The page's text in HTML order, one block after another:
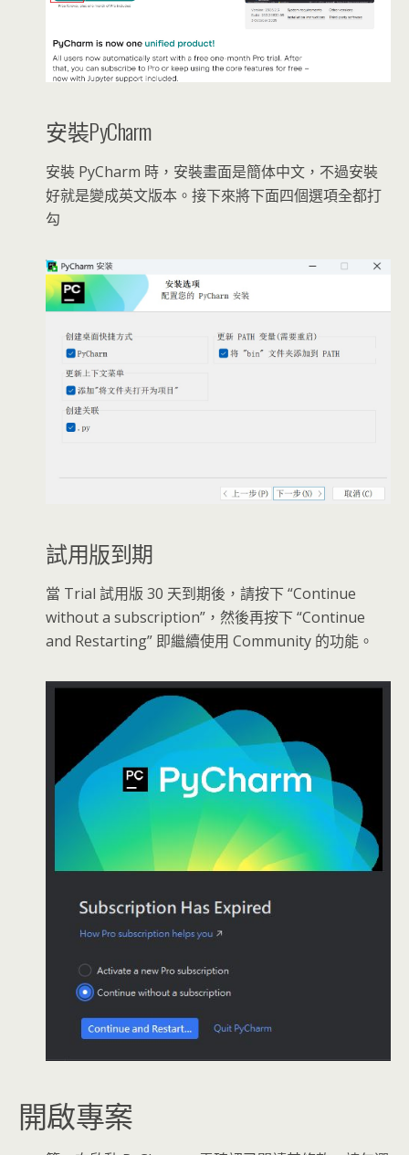
安裝PyCharm
安裝 PyCharm 時，安裝畫面是簡体中文，不過安裝
好就是變成英文版本。接下來將下面四個選項全都打
勾
試用版到期
當 Trial 試用版 30 天到期後，請按下 “Continue
without a subscription”，然後再按下 “Continue
and Restarting” 即繼續使用 Community 的功能。
開啟專案